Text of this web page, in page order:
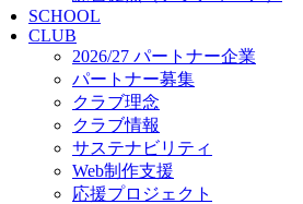
SCHOOL
CLUB
2026/27 パートナー企業
パートナー募集
クラブ理念
クラブ情報
サステナビリティ
Web制作支援
応援プロジェクト